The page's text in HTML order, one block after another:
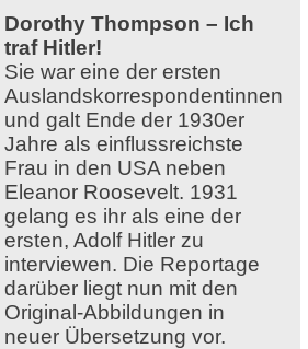
Dorothy Thompson – Ich
traf Hitler!
Sie war eine der ersten
Auslandskorrespondentinnen
und galt Ende der 1930er
Jahre als einflussreichste
Frau in den USA neben
Eleanor Roosevelt. 1931
gelang es ihr als eine der
ersten, Adolf Hitler zu
interviewen. Die Reportage
darüber liegt nun mit den
Original-Abbildungen in
neuer Übersetzung vor.